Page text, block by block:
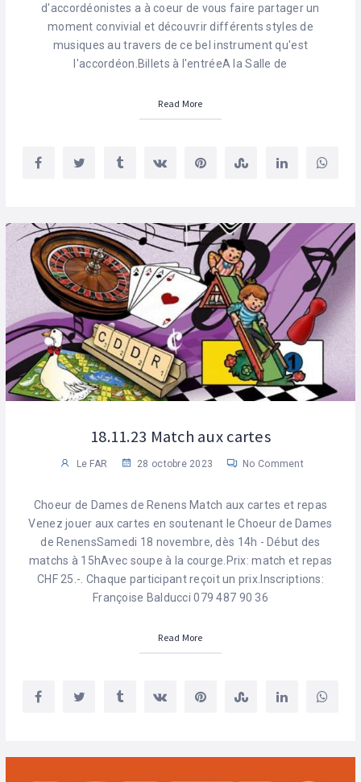
d'accordéonistes a à coeur de vous faire partager un
moment convivial et découvrir différents styles de
musiques au travers de ce bel instrument qu'est
l'accordéon.Billets à l'entréeA la Salle de
Read More
18.11.23 Match aux cartes
Le FAR 28 octobre 2023 No Comment
Choeur de Dames de Renens Match aux cartes et repas
Venez jouer aux cartes en soutenant le Choeur de Dames
de RenensSamedi 18 novembre, dès 14h - Début des
matchs à 15hAvec soupe à la courge.Prix: match et repas
CHF 25.-. Chaque participant reçoit un prix.Inscriptions:
Françoise Balducci 079 487 90 36
Read More